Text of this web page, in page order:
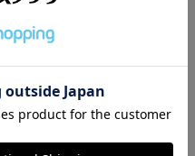
に対応】 掃除機をサッと
からず、お掃除ロボットの
※）ドラム式洗濯機は、
合がございます。 【床暖
っ越しの際の買い替え
合がございます。あらか